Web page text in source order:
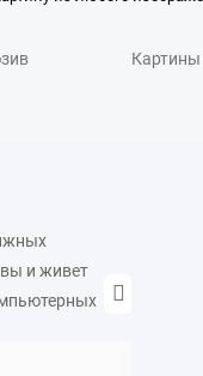
Картины
и живет